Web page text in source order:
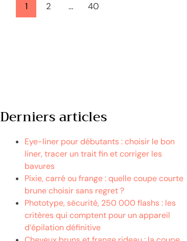
1 2 … 40
Derniers articles
Eye-liner pour débutants : choisir le bon
liner, tracer un trait fin et corriger les
bavures
Pixie, carré ou frange : quelle coupe courte
brune choisir sans regret ?
Phototype, sécurité, 250 000 flashs : les
critères qui comptent pour un appareil
d’épilation définitive